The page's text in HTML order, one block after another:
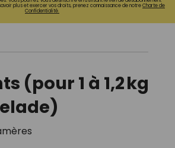
plus et exercer vos droits, prenez connaissance de notreCharte de
Confidentialité.
(pour 1 à 1,2 kg